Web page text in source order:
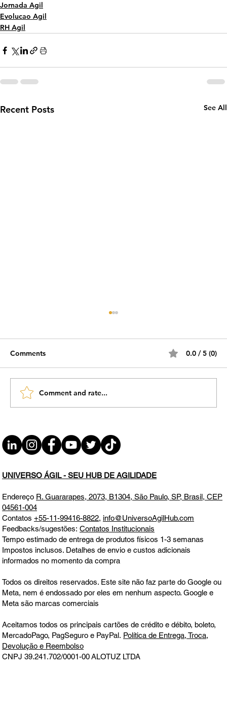
Jornada Agil
Evolucao Agil
RH Agil
Recent Posts See All
Feedbacks DOM 13.07.25 07h31
Comments 0.0 / 5 (0)
Comment and rate...
UNIVERSO ÁGIL - SEU HUB DE AGILIDADE
Endereço R. Guararapes, 2073, B1304, São Paulo, SP, Brasil, CEP
04561-004
Contatos+55-11-99416-8822, info@UniversoAgilHub.com
Feedbacks/sugestões:Contatos Institucionais
Tempo estimado de entrega de produtos físicos 1-3 semanas
Impostos inclusos. Detalhes de envio e custos adicionais
informados no momento da compra
Todos os direitos reservados. Este site não faz parte do Google ou
Meta, nem é endossado por eles em nenhum aspecto. Google e
Meta são marcas comerciais
Aceitamos todos os principais cartões de crédito e débito, boleto,
MercadoPago, PagSeguro e PayPal. Política de Entrega, Troca,
Devolução e Reembolso
CNPJ 39.241.702/0001-00ALOTUZ LTDA